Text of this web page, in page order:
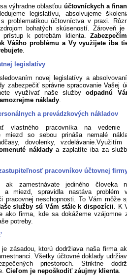
výhradne oblasťou účtovníckych a
legislatívu, absolvujeme
problematikou účtovníctva v praxi.
bohatých skúseností. Zároveň je
prístup k potrebám klienta.
Vášho problému a Vy využijete iba
.
legislatívy
novej legislatívy a
zabezpečiť správne spracovanie Vašej
využívať naše službyodpadnú
náklady.
a prevádzkových nákladov
vlastného pracovníka na vedenie
miezd so sebou prináša nemalé
dovolenky,
nákladya zaplatíte iba za
pracovníkov účtovnej
ak zamestnávate jediného človeka
a miezd, spravidla nastáva problém
pracovnej neschopnosti. To Vám môže
služby sú Vám stále k dispozícii. K
ako firma, kde sa dokážeme vzájomne
potreby.
je zásadou, ktorú dodržiava naša firma
Všetky účtovné doklady
priestoroch. Striktne
Cieľom je nepoškodiť záujmy klienta.